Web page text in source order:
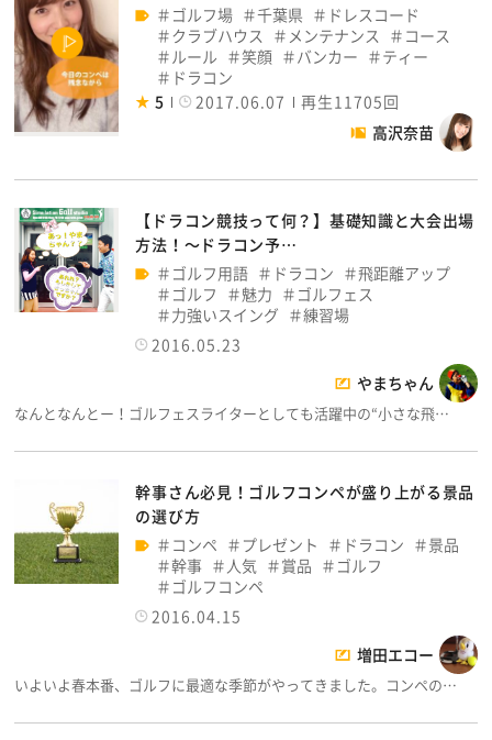
ゴルフ場 千葉県
ドレスコード
クラブハウス
メンテナンス
コース
ルール
笑顔 バンカー
ティー
ドラコン
5
2017.06.07
再生11705回
高沢奈苗
【ドラコン競技って何？】基礎知識と大会出場
方法！～ドラコン予…
ゴルフ用語
ドラコン
飛距離アップ
ゴルフ
魅力
ゴルフェス
力強いスイング
練習場
2016.05.23
やまちゃん
なんとなんとー！ゴルフェスライターとしても活躍中の“小さな飛…
幹事さん必見！ゴルフコンペが盛り上がる景品
の選び方
コンペ
プレゼント ドラコン
景品
幹事
人気 賞品
ゴルフ
ゴルフコンペ
2016.04.15
増田エコー
いよいよ春本番、ゴルフに最適な季節がやってきました。コンペの…